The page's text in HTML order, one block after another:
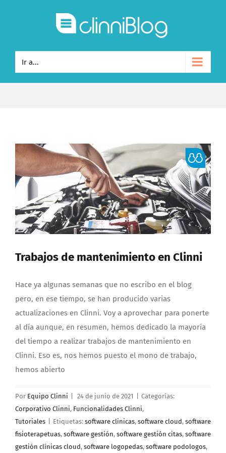
Ir a...
Trabajos de mantenimiento en Clinni
Hace ya algunas semanas que no escribo en el blog
pero, en ese tiempo, se han producido varias
actualizaciones en Clinni. Voy a aprovechar para ponerte
al día aunque, en resumen, hemos dedicado la mayoría
del tiempo a realizar trabajos de mantenimiento en
Clinni. Eso es, nos hemos puesto el mono de trabajo,
hemos abierto
Por Equipo Clinni 24 de junio de 2021
Categorías:
Corporativo Clinni, Funcionalidades Clinni,
Tutoriales
Etiquetas: software clinicas, software cloud, software
fisioterapetuas, software gestión, software gestión citas, software
gestión clínicas cloud, software logopedas, software podologos,